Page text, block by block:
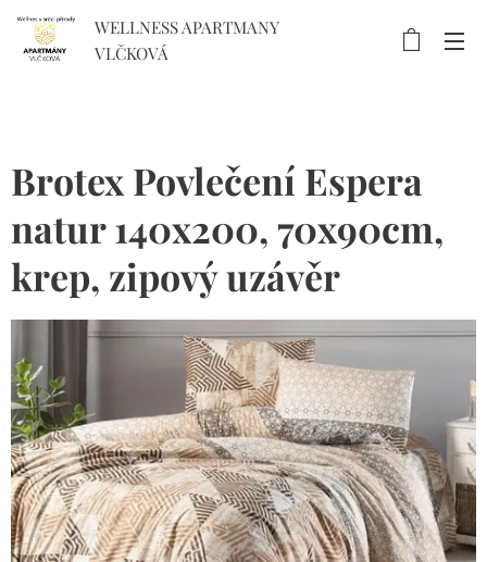
WELLNESS APARTMANY
VLČKOVÁ
Brotex Povlečení Espera
natur 140x200, 70x90cm,
krep, zipový uzávěr